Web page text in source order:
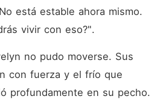
está estable ahora mismo.
vivir con eso?".
no pudo moverse. Sus
con fuerza y el frío que